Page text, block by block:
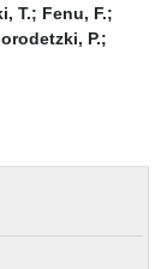
T.; Fenu, F.;
P.;